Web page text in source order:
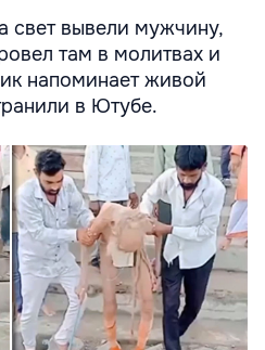
свет вывели мужчину,
там в молитвах и
напоминает живой
в Ютубе.